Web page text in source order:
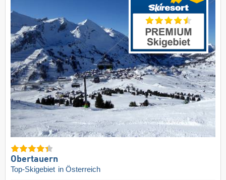
Obertauern
Top-Skigebiet in Österreich